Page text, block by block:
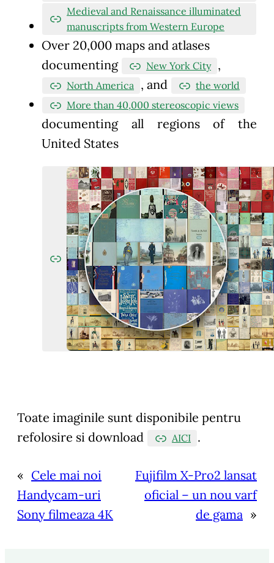
Medieval and Renaissance illuminated
manuscripts from Western Europe
Over 20,000 maps and atlases
documenting
New York City ,
North America , and
the world
More than 40,000 stereoscopic views
documenting all regions of the
United States
Toate imaginile sunt disponibile pentru
refolosire si download
AICI .
« Cele mai noi
Handycam-uri
Sony filmeaza 4K
Fujifilm X-Pro2 lansat
oficial – un nou varf
de gama »